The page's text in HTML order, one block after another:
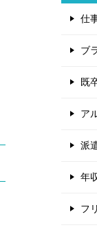
仕
ブ
既
ア
派
年
フ